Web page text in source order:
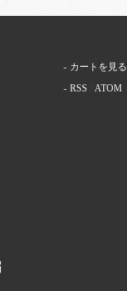
カートを見る
RSS /ATOM